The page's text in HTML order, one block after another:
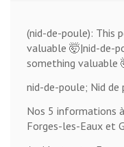
(nid-de-poule): This
valuable 🤯|nid-de-
something valuable
nid-de-poule; Nid de
Nos 5 informations
Forges-les-Eaux et